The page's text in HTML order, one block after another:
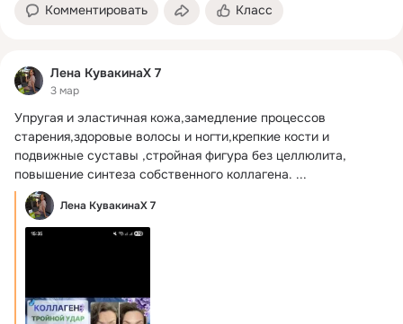
Комментировать Класс
Лена КувакинаХ 7
3 мар
Упругая и эластичная кожа,замедление процессов
старения,здоровые волосы и ногти,крепкие кости и
подвижные суставы ,стройная фигура без целлюлита,
повышение синтеза собственного коллагена. ...
Лена КувакинаХ 7